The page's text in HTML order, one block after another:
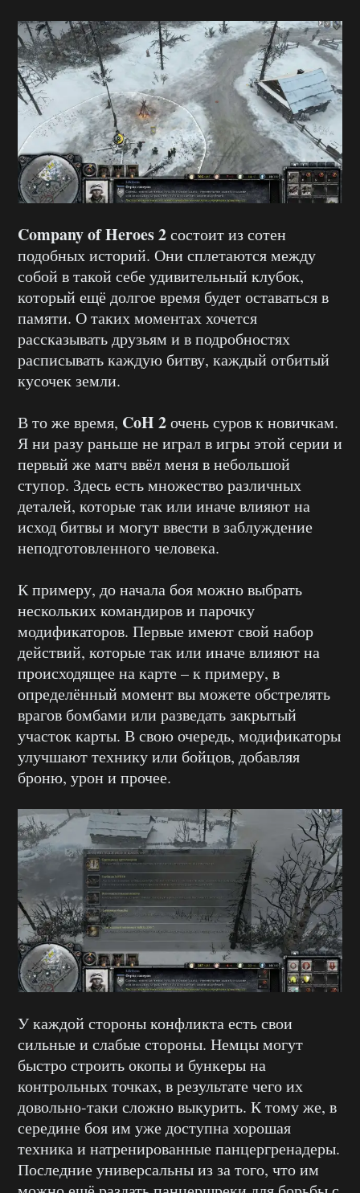
Company of Heroes 2состоит из сотен
подобных историй. Они сплетаются между
собой в такой себе удивительный клубок,
который ещё долгое время будет оставаться в
памяти. О таких моментах хочется
рассказывать друзьям и в подробностях
расписывать каждую битву, каждый отбитый
кусочек земли.
В то же время, CoH 2очень суров к новичкам.
Я ни разу раньше не играл в игры этой серии и
первый же матч ввёл меня в небольшой
ступор. Здесь есть множество различных
деталей, которые так или иначе влияют на
исход битвы и могут ввести в заблуждение
неподготовленного человека.
К примеру, до начала боя можно выбрать
нескольких командиров и парочку
модификаторов. Первые имеют свой набор
действий, которые так или иначе влияют на
происходящее на карте – к примеру, в
определённый момент вы можете обстрелять
врагов бомбами или разведать закрытый
участок карты. В свою очередь, модификаторы
улучшают технику или бойцов, добавляя
броню, урон и прочее.
У каждой стороны конфликта есть свои
сильные и слабые стороны. Немцы могут
быстро строить окопы и бункеры на
контрольных точках, в результате чего их
довольно-таки сложно выкурить. К тому же, в
середине боя им уже доступна хорошая
техника и натренированные панцергренадеры.
Последние универсальны из за того, что им